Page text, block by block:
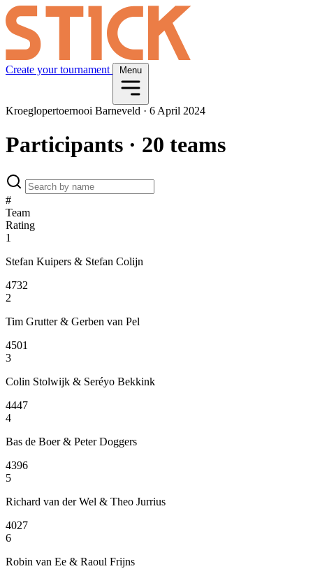
Create your tournament Menu
Kroeglopertoernooi Barneveld · 6 April 2024
Participants · 20 teams
#
Team
Rating
1
Stefan Kuipers & Stefan Colijn
4732
2
Tim Grutter & Gerben van Pel
4501
3
Colin Stolwijk & Seréyo Bekkink
4447
4
Bas de Boer & Peter Doggers
4396
5
Richard van der Wel & Theo Jurrius
4027
6
Robin van Ee & Raoul Frijns